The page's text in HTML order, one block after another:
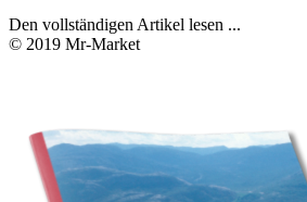
Den vollständigen Artikel lesen ...
© 2019 Mr-Market